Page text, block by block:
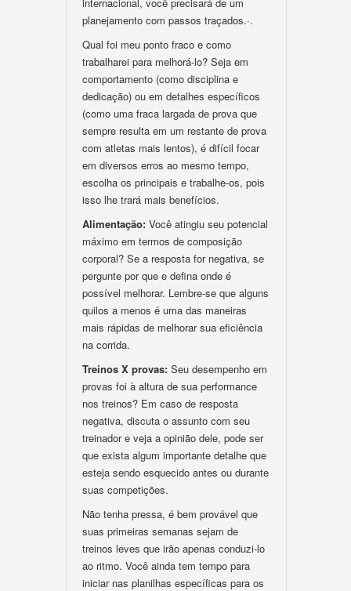
planejamento com passos traçados.·.
Qual foi meu ponto fraco e como
trabalharei para melhorá-lo? Seja em
comportamento (como disciplina e
dedicação) ou em detalhes específicos
(como uma fraca largada de prova que
sempre resulta em um restante de prova
com atletas mais lentos), é difícil focar
em diversos erros ao mesmo tempo,
escolha os principais e trabalhe-os, pois
isso lhe trará mais benefícios.
Alimentação: Você atingiu seu potencial
máximo em termos de composição
corporal? Se a resposta for negativa, se
pergunte por que e defina onde é
possível melhorar. Lembre-se que alguns
quilos a menos é uma das maneiras
mais rápidas de melhorar sua eficiência
na corrida.
Treinos X provas: Seu desempenho em
provas foi à altura de sua performance
nos treinos? Em caso de resposta
negativa, discuta o assunto com seu
treinador e veja a opinião dele, pode ser
que exista algum importante detalhe que
esteja sendo esquecido antes ou durante
suas competições.
Não tenha pressa, é bem provável que
suas primeiras semanas sejam de
treinos leves que irão apenas conduzi-lo
ao ritmo. Você ainda tem tempo para
iniciar nas planilhas específicas para os